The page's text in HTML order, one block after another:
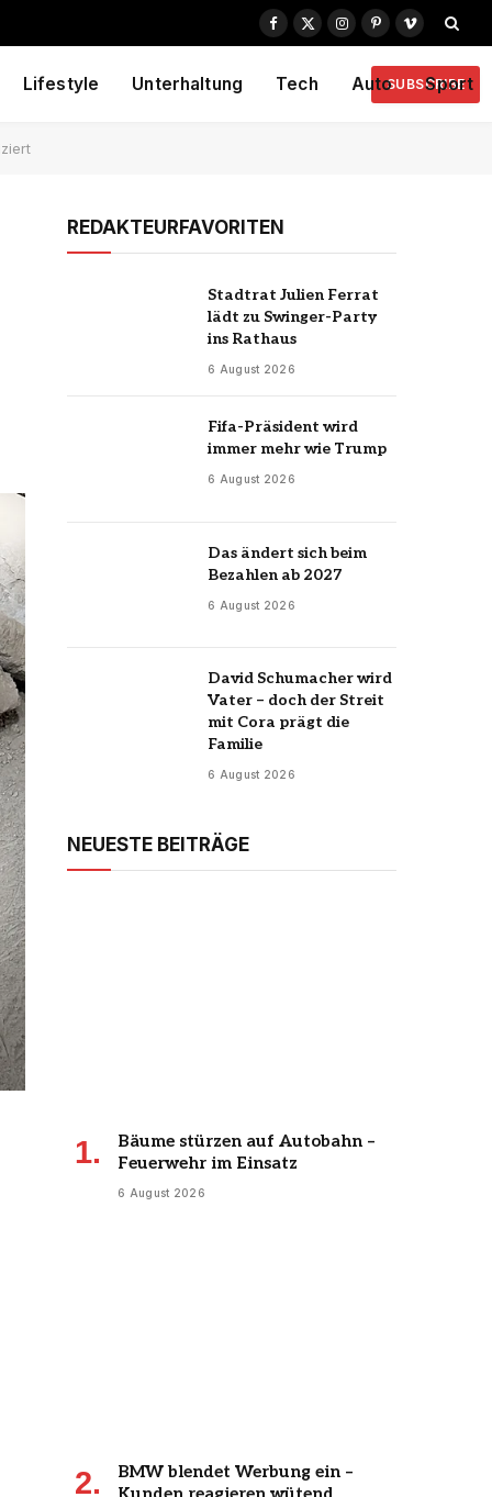
Facebook
X
Instagram
PinterestVimeo
Lifestyle Unterhaltung Tech Auto Sport
SUBSCRIBE
REDAKTEURFAVORITEN
Stadtrat Julien Ferrat
lädt zu Swinger-Party
ins Rathaus
6 August 2026
Fifa-Präsident wird
immer mehr wie Trump
6 August 2026
Das ändert sich beim
Bezahlen ab 2027
6 August 2026
David Schumacher wird
Vater – doch der Streit
mit Cora prägt die
Familie
6 August 2026
NEUESTE BEITRÄGE
Bäume stürzen auf Autobahn –
Feuerwehr im Einsatz
6 August 2026
BMW blendet Werbung ein –